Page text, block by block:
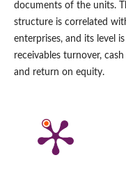
documents of the units.
structure is correlated
enterprises, and its level
receivables turnover,
and return on equity.